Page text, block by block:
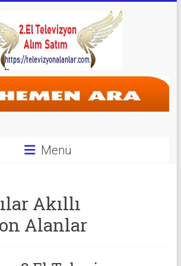
Menü
Akıllı
Alanlar